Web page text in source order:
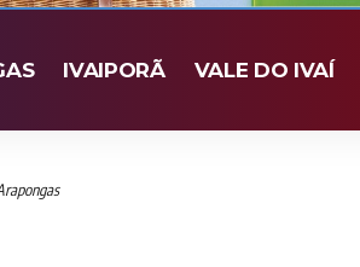
IVAIPORÃ VALE DO IVAÍ